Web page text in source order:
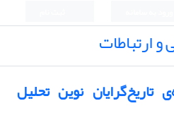
ارتباطات
نوین تحلیل